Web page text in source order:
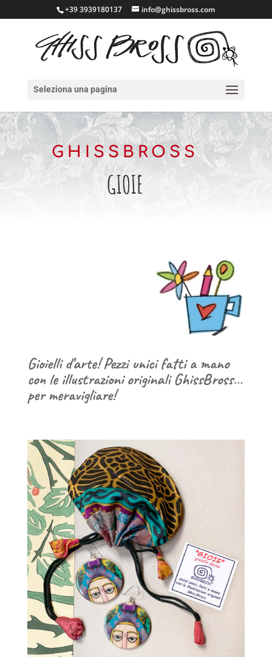
+39 3939180137 info@ghissbross.com
Seleziona una pagina
GHISSBROSS
GIOIE
Gioielli d’arte! Pezzi unici fatti a mano
con le illustrazioni originali GhissBross…
per meravigliare!